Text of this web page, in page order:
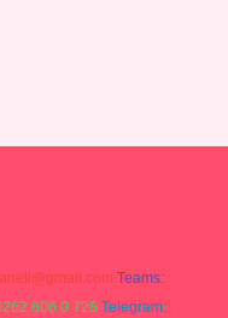
Teams:
606 0 726 Telegram: